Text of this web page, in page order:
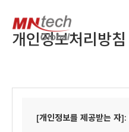
개인정보처리방침
[개인정보를 제공받는 자